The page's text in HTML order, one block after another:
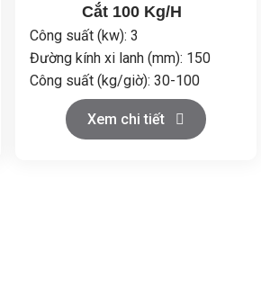
Cắt 100 Kg/H
Công suất (kw): 3
Đường kính xi lanh (mm): 150
Công suất (kg/giờ): 30-100
Đường kính hạt (mm): φ1.2~φ3
Tốc độ (vòng/phút): 60 (có thể
Xem chi tiết